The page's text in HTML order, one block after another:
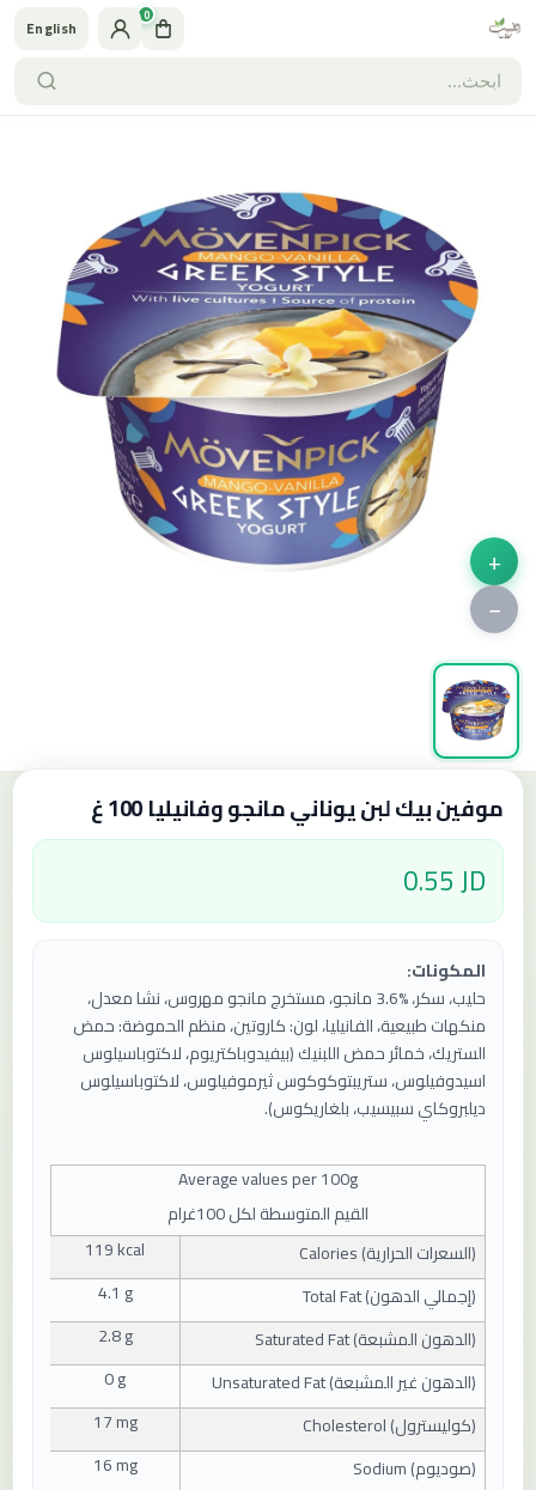
0
English
+
−
موفين بيك لبن يوناني مانجو وفانيليا 100 غ
0.55 JD
المكونات:
حليب، سكر، %3.6 مانجو، مستخرج مانجو مهروس، نشا معدل،
منكهات طبيعية، الفانيليا، لون: كاروتين، منظم الحموضة: حمض
الستريك، خمائر حمض اللبنيك (بيفيدوباكتريوم، لاكتوباسيلوس
اسيدوفيلوس، ستريبتوكوكوس ثيرموفيلوس، لاكتوباسيلوس
ديلبروكاي سبيسيب، بلغاريكوس).
Average values ​​per100g
القيم المتوسطة لكل 100غرام
(السعرات الحرارية) Calories
119 kcal
(إجمالي الدهون) Total Fat
4.1 g
(الدهون المشبعة) Saturated Fat
2.8 g
(الدهون غير المشبعة) Unsaturated Fat
0 g
(كوليسترول) Cholesterol
17 mg
(صوديوم) Sodium
16 mg